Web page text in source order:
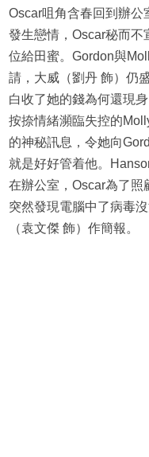
Oscar咀角含春回到辦
發生戀情，Oscar秘而
位給田蜜。Gordon與
請，大威（劉丹 飾）仍
白收了她的錢為何還現
按捺情緒瀕臨失控的
的神秘訊息，令她向
就是好好管着他。
在辦公室，Oscar為了
突然發現電腦中了病毒
（袁文傑 飾）作簡報。